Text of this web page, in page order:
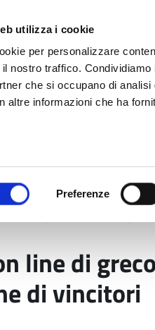
utilizza i cookie
per personalizzare
nostro traffico.
che si occupano di
altre informazioni che ha
Preferenze
line di
di vincitori